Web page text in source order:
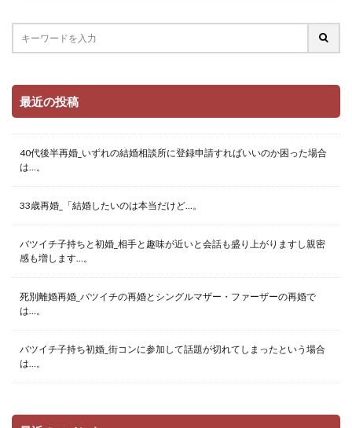
最近の投稿
40代後半再婚_いずれの結婚相談所に登録申請すればいいのか困った場合
は…。
33歳再婚_「結婚したいのは本当だけど…。
バツイチ子持ちと初婚_相手と趣味が近いと会話も盛り上がりますし親密
感も増します…。
死別離婚再婚_バツイチの再婚とシングルマザー・ファーザーの再婚で
は…。
バツイチ子持ち初婚_街コンに参加して話題が切れてしまったという場合
は…。